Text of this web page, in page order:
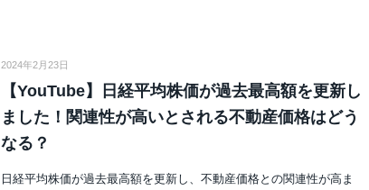
2024年2月23日
【YouTube】日経平均株価が過去最高額を更新し
ました！関連性が高いとされる不動産価格はどう
なる？
日経平均株価が過去最高額を更新し、不動産価格との関連性が高ま